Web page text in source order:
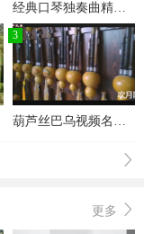
经典口琴独奏曲精选200首
3
葫芦丝巴乌视频名曲演奏专辑
更多